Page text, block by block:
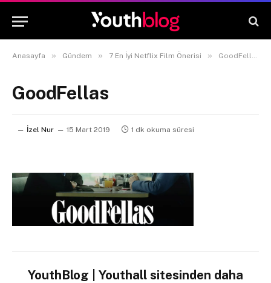
Anasayfa » Gündem » 7 En İyi Netflix Film Önerisi » GoodFellas
GoodFellas
İzel Nur 15 Mart 2019 1 dk okuma süresi
YouthBlog | Youthall sitesinden daha